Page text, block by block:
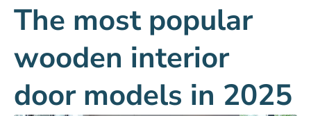
The most popular
wooden interior
door models in 2025